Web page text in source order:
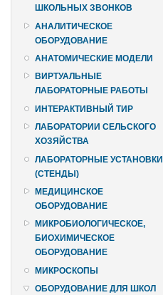
ШКОЛЬНЫХ ЗВОНКОВ
АНАЛИТИЧЕСКОЕ
ОБОРУДОВАНИЕ
АНАТОМИЧЕСКИЕ МОДЕЛИ
ВИРТУАЛЬНЫЕ
ЛАБОРАТОРНЫЕ РАБОТЫ
ИНТЕРАКТИВНЫЙ ТИР
ЛАБОРАТОРИИ СЕЛЬСКОГО
ХОЗЯЙСТВА
ЛАБОРАТОРНЫЕ УСТАНОВКИ
(СТЕНДЫ)
МЕДИЦИНСКОЕ
ОБОРУДОВАНИЕ
МИКРОБИОЛОГИЧЕСКОЕ,
БИОХИМИЧЕСКОЕ
ОБОРУДОВАНИЕ
МИКРОСКОПЫ
ОБОРУДОВАНИЕ ДЛЯ ШКОЛ